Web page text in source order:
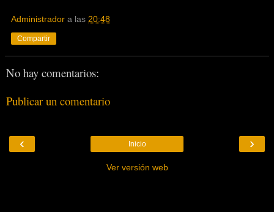
Administrador a las 20:48
Compartir
No hay comentarios:
Publicar un comentario
‹ ›
Inicio
Ver versión web